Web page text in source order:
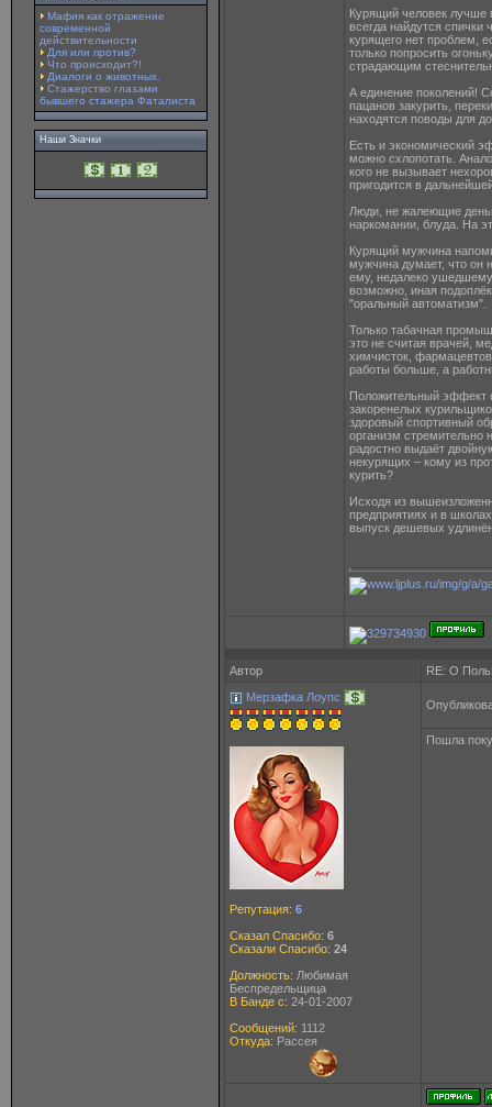
Мафия как отражение
современной
действительности
Для или против?
Что происходит?!
Диалоги о животных.
Стажерство глазами
бывшего стажера Фаталиста
Наши Значки
Курящий человек лучше
всегда найдутся спички
курящего нет проблем,
только попросить
страдающим
А единение поколений!
пацанов закурить,
находятся поводы для
Есть и экономический
можно схлопотать.
кого не вызывает
пригодится в
Люди, не жалеющие
наркомании, блуда. На
Курящий мужчина
мужчина думает, что он
ему, недалеко
возможно, иная
"оральный автоматизм".
Только табачная
это не считая врачей,
химчисток,
работы больше, а
Положительный эффект
закоренелых
здоровый спортивный
организм стремительно
радостно выдаёт
некурящих – кому из
курить?
Исходя из
предприятиях и в
выпуск дешевых
Автор
RE: О
Мерзафка Лоупс
Репутация: 6
Сказал Спасибо: 6
Сказали Спасибо: 24
Должность: Любимая
Беспредельщица
В Банде с: 24-01-2007
Сообщений: 1112
Откуда: Рассея
Пошла